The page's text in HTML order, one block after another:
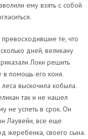
ему взять с собой
те, что
дней, великану
Локи решить
в помощь его коня.
выскочила кобыла.
так и не нашел
не успеть в срок. Он
Лаувейи, все еще
жеребенка, своего сына.